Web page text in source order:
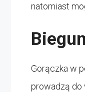
natomiast
Gorączka w
prowadzą do